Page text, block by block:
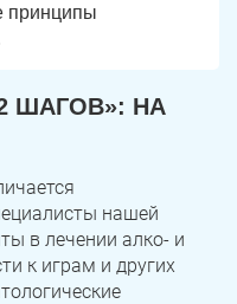
принципы
ШАГОВ»: НА
нашей
в лечении алко- и
к играм и других